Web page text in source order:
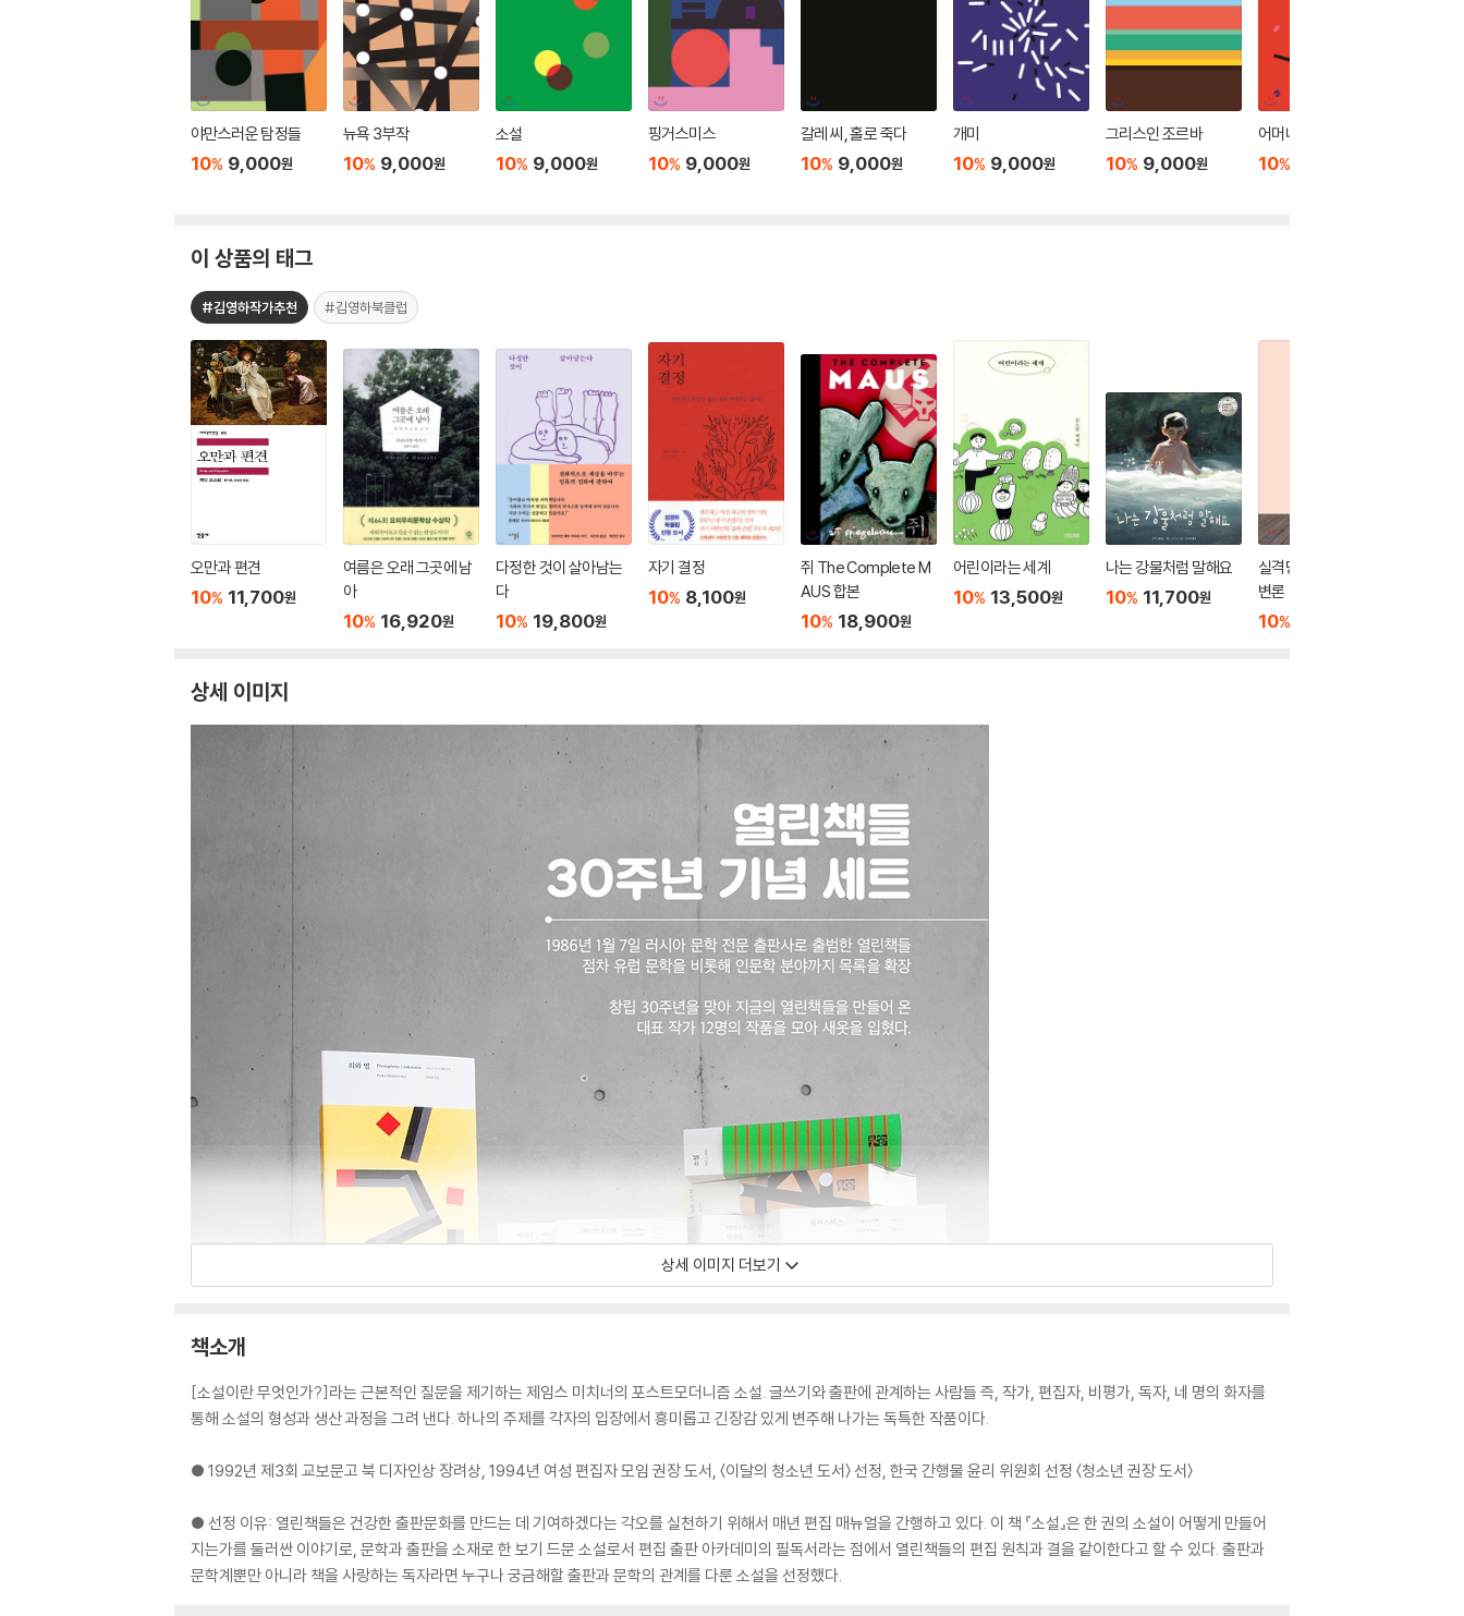
야만스러운 탐정들
10% 9,000원
뉴욕 3부작
10% 9,000원
소설
10% 9,000원
핑거스미스
10% 9,000원
갈레 씨, 홀로 죽다
10% 9,000원
개미
10% 9,000원
그리스인 조르바
10% 9,000원
어머니
10%
이 상품의 태그
#김영하작가추천 #김영하북클럽
오만과 편견
10% 11,700원
여름은 오래 그곳에 남
아
10% 16,920원
다정한 것이 살아남는
다
10% 19,800원
자기 결정
10% 8,100원
쥐 The Complete M
AUS 합본
10% 18,900원
어린이라는 세계
10% 13,500원
나는 강물처럼 말해요
10% 11,700원
실격당한 자들을 위한
변론
10%
상세 이미지
상세 이미지 더보기
책소개
[소설이란 무엇인가?]라는 근본적인 질문을 제기하는 제임스 미치너의 포스트모더니즘 소설. 글쓰기와 출판에 관계하는 사람들 즉, 작가, 편집자, 비평가, 독자, 네 명의 화자를
통해 소설의 형성과 생산 과정을 그려 낸다. 하나의 주제를 각자의 입장에서 흥미롭고 긴장감 있게 변주해 나가는 독특한 작품이다.
● 1992년 제3회 교보문고 북 디자인상 장려상, 1994년 여성 편집자 모임 권장 도서, 〈이달의 청소년 도서〉 선정, 한국 간행물 윤리 위원회 선정 〈청소년 권장 도서〉
● 선정 이유: 열린책들은 건강한 출판문화를 만드는 데 기여하겠다는 각오를 실천하기 위해서 매년 편집 매뉴얼을 간행하고 있다. 이 책 『소설』은 한 권의 소설이 어떻게 만들어
지는가를 둘러싼 이야기로, 문학과 출판을 소재로 한 보기 드문 소설로서 편집 출판 아카데미의 필독서라는 점에서 열린책들의 편집 원칙과 결을 같이한다고 할 수 있다. 출판과
문학계뿐만 아니라 책을 사랑하는 독자라면 누구나 궁금해할 출판과 문학의 관계를 다룬 소설을 선정했다.